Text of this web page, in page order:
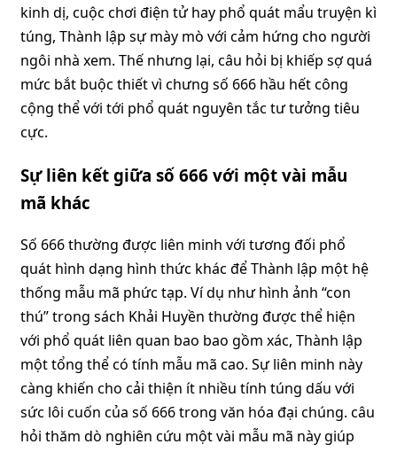
kinh dị, cuộc chơi điện tử hay phổ quát mẩu truyện kì
túng, Thành lập sự mày mò với cảm hứng cho người
ngôi nhà xem. Thế nhưng lại, câu hỏi bị khiếp sợ quá
mức bắt buộc thiết vì chưng số 666 hầu hết công
cộng thể với tới phổ quát nguyên tắc tư tưởng tiêu
cực.
Sự liên kết giữa số 666 với một vài mẫu
mã khác
Số 666 thường được liên minh với tương đối phổ
quát hình dạng hình thức khác để Thành lập một hệ
thống mẫu mã phức tạp. Ví dụ như hình ảnh “con
thú” trong sách Khải Huyền thường được thể hiện
với phổ quát liên quan bao bao gồm xác, Thành lập
một tổng thể có tính mẫu mã cao. Sự liên minh này
càng khiến cho cải thiện ít nhiều tính túng dấu với
sức lôi cuốn của số 666 trong văn hóa đại chúng. câu
hỏi thăm dò nghiên cứu một vài mẫu mã này giúp